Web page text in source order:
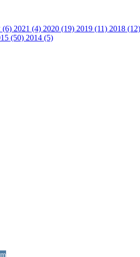
(6) 2021 (4) 2020 (19) 2019 (11) 2018 (12)
(50) 2014 (5)